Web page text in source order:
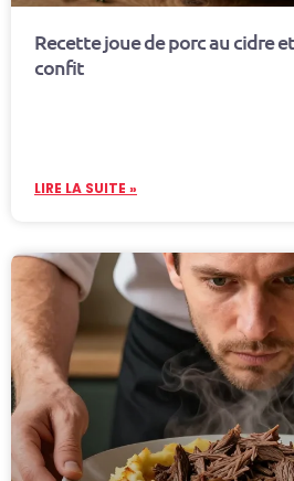
Recette joue de porc au cidre
confit
LIRE LA SUITE »